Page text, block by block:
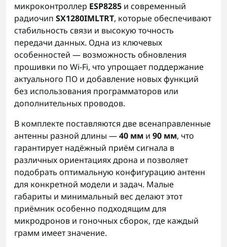
микроконтроллер ESP8285 и современный
радиочип SX1280IMLTRT, которые обеспечивают
стабильность связи и высокую точность
передачи данных. Одна из ключевых
особенностей — возможность обновления
прошивки по Wi‑Fi, что упрощает поддержание
актуального ПО и добавление новых функций
без использования программаторов или
дополнительных проводов.
В комплекте поставляются две всенаправленные
антенны разной длины —40 мм и 90 мм, что
гарантирует надёжный приём сигнала в
различных ориентациях дрона и позволяет
подобрать оптимальную конфигурацию антенн
для конкретной модели и задач. Малые
габариты и минимальный вес делают этот
приёмник особенно подходящим для
микродронов и гоночных сборок, где каждый
грамм имеет значение.